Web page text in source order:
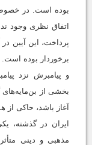
بوده است. در خصوص
اتفاق نظری وجود
پرداخت، این آیین
برخوردار بوده
بخشی از بن‌مایه‌های
آغاز باشد، حاکی
ایران در گذشته،
مذهبی و دینی